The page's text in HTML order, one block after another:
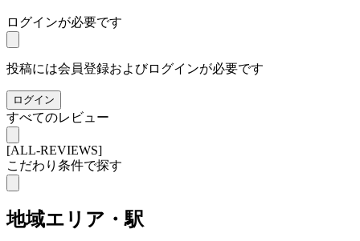
ログインが必要です
投稿には会員登録およびログインが必要です
ログイン
すべてのレビュー
[ALL-REVIEWS]
こだわり条件で探す
地域エリア・駅